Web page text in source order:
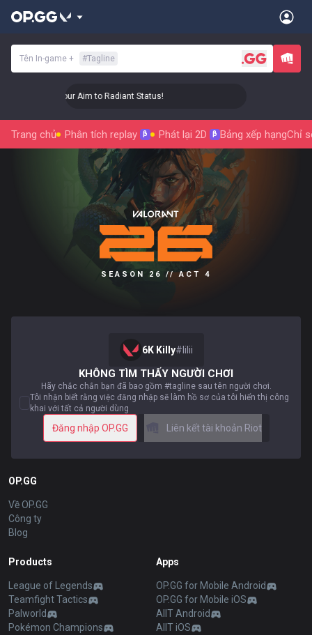
Tên In-game + #Tagline
🎯 Level Up Your Aim to Radiant Status!
Trang chủ Phân tích replay β Phát lại 2D β Bảng xếp hạngChỉ
SEASON 26 // ACT 4
6K Killy# lilii
KHÔNG TÌM THẤY NGƯỜI CHƠI
Hãy chắc chắn bạn đã bao gồm #tagline sau tên người chơi.
Tôi nhận biết rằng việc đăng nhập sẽ làm hồ sơ của tôi hiển thị công
khai với tất cả người dùng
Đăng nhập OP.GG Liên kết tài khoản Riot
OP.GG
Về OP.GG
Công ty
Blog
Products
League of Legends
Teamfight Tactics
Palworld
Pokémon Champions
Apps
OP.GG for Mobile Android
OP.GG for Mobile iOS
AllT Android
AllT iOS